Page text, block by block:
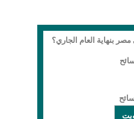
بنهاية العام الجاري؟